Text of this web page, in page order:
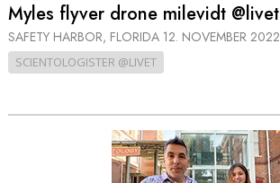
Myles flyver drone milevidt @livet
SAFETY HARBOR, FLORIDA 12. NOVEMBER 2022
SCIENTOLOGISTER @LIVET